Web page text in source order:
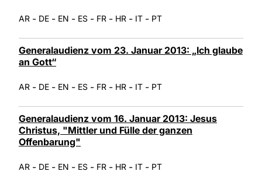
AR - DE - EN - ES - FR - HR - IT - PT
Generalaudienz vom 23. Januar 2013: „Ich glaube
an Gott“
AR - DE - EN - ES - FR - HR - IT - PT
Generalaudienz vom 16. Januar 2013: Jesus
Christus, "Mittler und Fülle der ganzen
Offenbarung"
AR - DE - EN - ES - FR - HR - IT - PT